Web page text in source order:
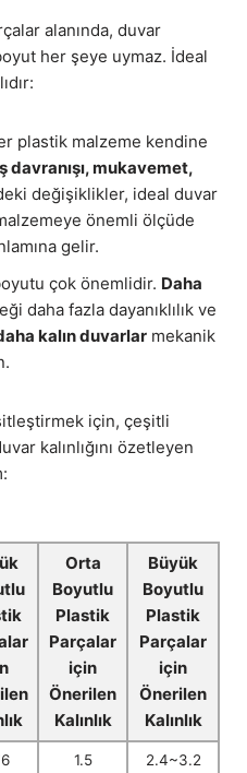
alanında, duvar
her şeye uymaz. İdeal
plastik malzeme kendine
davranışı, mukavemet,
değişiklikler, ideal duvar
önemli ölçüde
gelir.
çok önemlidir. Daha
daha fazla dayanıklılık ve
kalın duvarlar mekanik
için, çeşitli
kalınlığını özetleyen
Orta
Boyutlu
Plastik
Parçalar
için
Önerilen
Kalınlık
Büyük
Boyutlu
Plastik
Parçalar
için
Önerilen
Kalınlık
1.5 2.4~3.2